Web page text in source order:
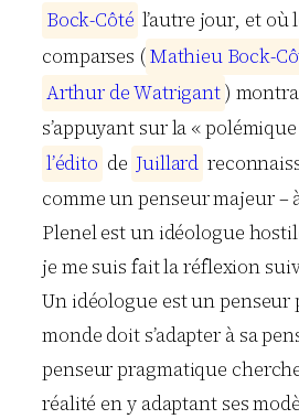
Bock-Côté l’autre jour, et où
comparses (Mathieu Bock-Cô
Arthur deWatrigant)
s’appuyant sur la «
l’édito de Juillard
comme un penseur majeur –
Plenel est un idéologue
je me suis fait la réflexion
Un idéologue est un penseur
monde doit s’adapter à sa
penseur pragmatique
réalité en y adaptant ses